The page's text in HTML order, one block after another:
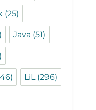
(25)
Java (51)
LiL(296)